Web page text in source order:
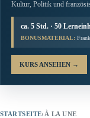
Kultur, Politik und
ca. 5 Std. · 50
BONUSMATERIAL:
KURS ANSEHEN →
STARTSEITE› À LA UNE